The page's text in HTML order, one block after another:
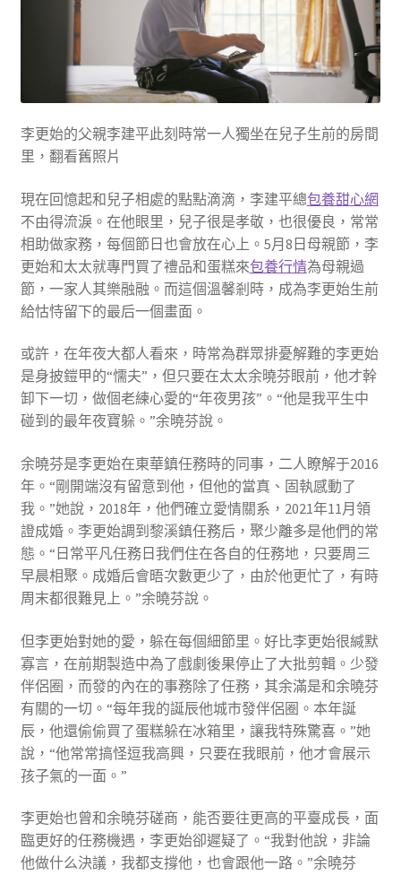
李更始的父親李建平此刻時常一人獨坐在兒子生前的房間
里，翻看舊照片
現在回憶起和兒子相處的點點滴滴，李建平總包養甜心網
不由得流淚。在他眼里，兒子很是孝敬，也很優良，常常
相助做家務，每個節日也會放在心上。5月8日母親節，李
更始和太太就專門買了禮品和蛋糕來包養行情為母親過
節，一家人其樂融融。而這個溫馨剎時，成為李更始生前
給怙恃留下的最后一個畫面。
或許，在年夜大都人看來，時常為群眾排憂解難的李更始
是身披鎧甲的“懦夫”，但只要在太太余曉芬眼前，他才幹
卸下一切，做個老練心愛的“年夜男孩”。“他是我平生中
碰到的最年夜寶躲。”余曉芬說。
余曉芬是李更始在東華鎮任務時的同事，二人瞭解于2016
年。“剛開端沒有留意到他，但他的當真、固執感動了
我。”她說，2018年，他們確立愛情關系，2021年11月領
證成婚。李更始調到黎溪鎮任務后，聚少離多是他們的常
態。“日常平凡任務日我們住在各自的任務地，只要周三
早晨相聚。成婚后會晤次數更少了，由於他更忙了，有時
周末都很難見上。”余曉芬說。
但李更始對她的愛，躲在每個細節里。好比李更始很緘默
寡言，在前期製造中為了戲劇後果停止了大批剪輯。少發
伴侶圈，而發的內在的事務除了任務，其余滿是和余曉芬
有關的一切。“每年我的誕辰他城市發伴侶圈。本年誕
辰，他還偷偷買了蛋糕躲在冰箱里，讓我特殊驚喜。”她
說，“他常常搞怪逗我高興，只要在我眼前，他才會展示
孩子氣的一面。”
李更始也曾和余曉芬磋商，能否要往更高的平臺成長，面
臨更好的任務機遇，李更始卻遲疑了。“我對他說，非論
他做什么決議，我都支撐他，也會跟他一路。”余曉芬